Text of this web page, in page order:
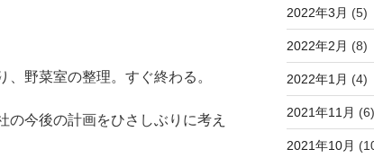
野菜室の整理。すぐ終わる。
の今後の計画をひさしぶりに考え
2022年3月 (5)
2022年2月 (8)
2022年1月 (4)
2021年11月 (6)
2021年10月